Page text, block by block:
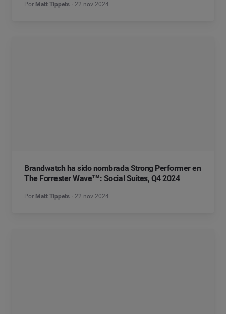
Por Matt Tippets 22 nov 2024
Brandwatch ha sido nombrada Strong Performer en
The Forrester Wave™: Social Suites, Q4 2024
Por Matt Tippets 22 nov 2024